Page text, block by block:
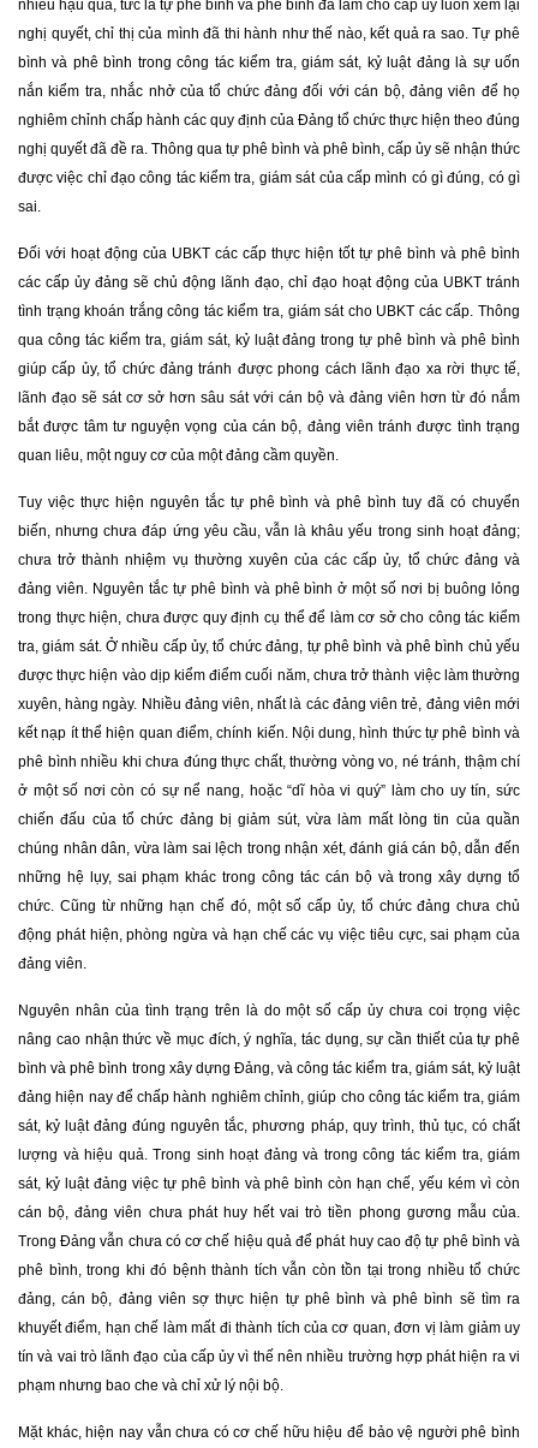
nhiều hậu quả, tức là tự phê bình và phê bình đã làm cho cấp ủy luôn xem lại
nghị quyết, chỉ thị của mình đã thi hành như thế nào, kết quả ra sao. Tự phê
bình và phê bình trong công tác kiểm tra, giám sát, kỷ luật đảng là sự uốn
nắn kiểm tra, nhắc nhở của tổ chức đảng đối với cán bộ, đảng viên để họ
nghiêm chỉnh chấp hành các quy định của Đảng tổ chức thực hiện theo đúng
nghị quyết đã đề ra. Thông qua tự phê bình và phê bình, cấp ủy sẽ nhận thức
được việc chỉ đạo công tác kiểm tra, giám sát của cấp mình có gì đúng, có gì
sai.
Đối với hoạt động của UBKT các cấp thực hiện tốt tự phê bình và phê bình
các cấp ủy đảng sẽ chủ động lãnh đạo, chỉ đạo hoạt động của UBKT tránh
tình trạng khoán trắng công tác kiểm tra, giám sát cho UBKT các cấp. Thông
qua công tác kiểm tra, giám sát, kỷ luật đảng trong tự phê bình và phê bình
giúp cấp ủy, tổ chức đảng tránh được phong cách lãnh đạo xa rời thực tế,
lãnh đạo sẽ sát cơ sở hơn sâu sát với cán bộ và đảng viên hơn từ đó nắm
bắt được tâm tư nguyện vọng của cán bộ, đảng viên tránh được tình trạng
quan liêu, một nguy cơ của một đảng cầm quyền.
Tuy việc thực hiện nguyên tắc tự phê bình và phê bình tuy đã có chuyển
biến, nhưng chưa đáp ứng yêu cầu, vẫn là khâu yếu trong sinh hoạt đảng;
chưa trở thành nhiệm vụ thường xuyên của các cấp ủy, tổ chức đảng và
đảng viên. Nguyên tắc tự phê bình và phê bình ở một số nơi bị buông lỏng
trong thực hiện, chưa được quy định cụ thể để làm cơ sở cho công tác kiểm
tra, giám sát. Ở nhiều cấp ủy, tổ chức đảng, tự phê bình và phê bình chủ yếu
được thực hiện vào dịp kiểm điểm cuối năm, chưa trở thành việc làm thường
xuyên, hàng ngày. Nhiều đảng viên, nhất là các đảng viên trẻ, đảng viên mới
kết nạp ít thể hiện quan điểm, chính kiến. Nội dung, hình thức tự phê bình và
phê bình nhiều khi chưa đúng thực chất, thường vòng vo, né tránh, thậm chí
ở một số nơi còn có sự nể nang, hoặc “dĩ hòa vi quý” làm cho uy tín, sức
chiến đấu của tổ chức đảng bị giảm sút, vừa làm mất lòng tin của quần
chúng nhân dân, vừa làm sai lệch trong nhận xét, đánh giá cán bộ, dẫn đến
những hệ lụy, sai phạm khác trong công tác cán bộ và trong xây dựng tổ
chức. Cũng từ những hạn chế đó, một số cấp ủy, tổ chức đảng chưa chủ
động phát hiện, phòng ngừa và hạn chế các vụ việc tiêu cực, sai phạm của
đảng viên.
Nguyên nhân của tình trạng trên là do một số cấp ủy chưa coi trọng việc
nâng cao nhận thức về mục đích, ý nghĩa, tác dụng, sự cần thiết của tự phê
bình và phê bình trong xây dựng Đảng, và công tác kiểm tra, giám sát, kỷ luật
đảng hiện nay để chấp hành nghiêm chỉnh, giúp cho công tác kiểm tra, giám
sát, kỷ luật đảng đúng nguyên tắc, phương pháp, quy trình, thủ tục, có chất
lượng và hiệu quả. Trong sinh hoạt đảng và trong công tác kiểm tra, giám
sát, kỷ luật đảng việc tự phê bình và phê bình còn hạn chế, yếu kém vì còn
cán bộ, đảng viên chưa phát huy hết vai trò tiền phong gương mẫu của.
Trong Đảng vẫn chưa có cơ chế hiệu quả để phát huy cao độ tự phê bình và
phê bình, trong khi đó bệnh thành tích vẫn còn tồn tại trong nhiều tổ chức
đảng, cán bộ, đảng viên sợ thực hiện tự phê bình và phê bình sẽ tìm ra
khuyết điểm, hạn chế làm mất đi thành tích của cơ quan, đơn vị làm giảm uy
tín và vai trò lãnh đạo của cấp ủy vì thế nên nhiều trường hợp phát hiện ra vi
phạm nhưng bao che và chỉ xử lý nội bộ.
Mặt khác, hiện nay vẫn chưa có cơ chế hữu hiệu để bảo vệ người phê bình